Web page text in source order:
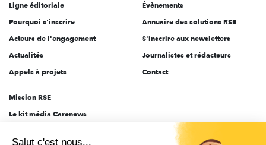
Ligne éditoriale
Pourquoi s'inscrire
Acteurs de l'engagement
Actualités
Appels à projets
Évènements
Annuaire des solutions RSE
S'inscrire aux newsletters
Journalistes et rédacteurs
Contact
Mission RSE
Le kit média Carenews
Salut c'est nous...